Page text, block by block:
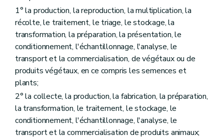
Art. D151
Art. D152
Art. D153
Art. D154
Art. D155
Art. D156
Art. D157
Art. D158
Sous-section 2 Compensation de la perte économique
Art. D160
Section 5
Mesures spéciales
Art. D161
Art. D162
1° la production, la reproduction, la multiplication, la
récolte, le traitement, le triage, le stockage, la
transformation, la préparation, la présentation, le
conditionnement, l'échantillonnage, l'analyse, le
transport et la commercialisation, de végétaux ou de
produits végétaux, en ce compris les semences et
plants;
2° la collecte, la production, la fabrication, la préparation,
la transformation, le traitement, le stockage, le
conditionnement, l'échantillonnage, l'analyse, le
transport et la commercialisation de produits animaux;